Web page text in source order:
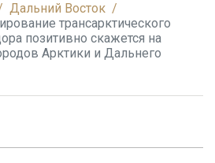
Дальний Восток
трансарктического
позитивно скажется на
Арктики и Дальнего